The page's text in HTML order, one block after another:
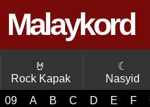
Malaykord
🤘
Rock Kapak
☾
Nasyid
09
A B C D E F